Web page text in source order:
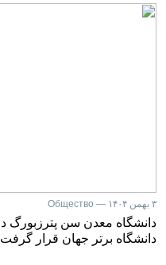
۳ بهمن ۱۴۰۴ — Общество
دانشگاه برتر جهان قرار گرفت